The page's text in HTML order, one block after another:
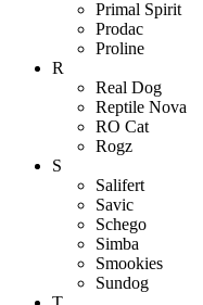
Primal Spirit
Prodac
Proline
R
Real Dog
Reptile Nova
RO Cat
Rogz
S
Salifert
Savic
Schego
Simba
Smookies
Sundog